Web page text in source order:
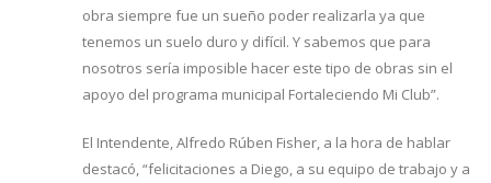
obra siempre fue un sueño poder realizarla ya que
tenemos un suelo duro y difícil. Y sabemos que para
nosotros sería imposible hacer este tipo de obras sin el
apoyo del programa municipal Fortaleciendo Mi Club”.
El Intendente, Alfredo Rúben Fisher, a la hora de hablar
destacó, “felicitaciones a Diego, a su equipo de trabajo y a